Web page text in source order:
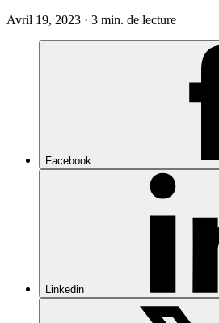
Avril 19, 2023 · 3 min. de lecture
Facebook
Linkedin